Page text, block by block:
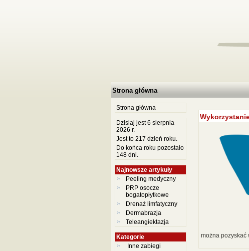
Strona główna
Strona główna
Dzisiaj jest 6 sierpnia
2026 r.
Jest to 217 dzień roku.
Do końca roku pozostało
148 dni.
Najnowsze artykuły
Peeling medyczny
PRP osocze
bogatopłytkowe
Drenaż limfatyczny
Dermabrazja
Teleangiektazja
Kategorie
Inne zabiegi
można pozyskać